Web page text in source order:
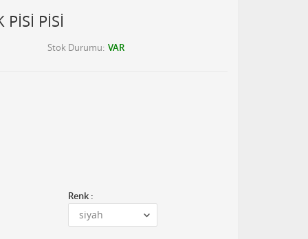
PİSİ PİSİ
Stok Durumu VAR
Renk :